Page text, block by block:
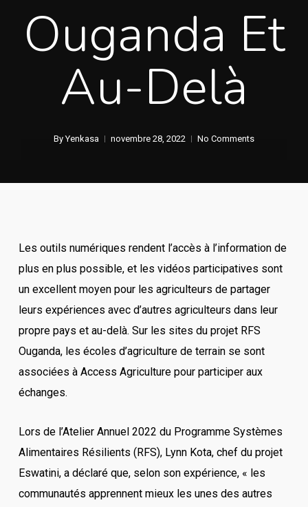
Ouganda Et
Au-Delà
By Yenkasa novembre 28, 2022 No Comments
Les outils numériques rendent l’accès à l’information de
plus en plus possible, et les vidéos participatives sont
un excellent moyen pour les agriculteurs de partager
leurs expériences avec d’autres agriculteurs dans leur
propre pays et au-delà. Sur les sites du projet RFS
Ouganda, les écoles d’agriculture de terrain se sont
associées à Access Agriculture pour participer aux
échanges.
Lors de l’Atelier Annuel 2022 du Programme Systèmes
Alimentaires Résilients (RFS), Lynn Kota, chef du projet
Eswatini, a déclaré que, selon son expérience, « les
communautés apprennent mieux les unes des autres